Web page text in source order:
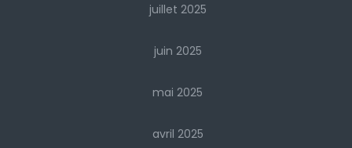
juillet 2025
juin 2025
mai 2025
avril 2025